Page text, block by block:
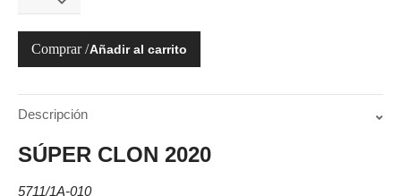
5711/1A-
DIAL
quantity
Añadir al carrito
Descripción
SÚPER CLON 2020
5711/1A-010